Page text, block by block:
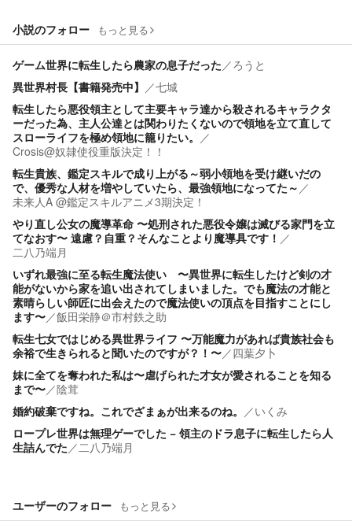
小説のフォロー もっと見る
ゲーム世界に転生したら農家の息子だった／ろうと
異世界村長【書籍発売中】 ／七城
転生したら悪役領主として主要キャラ達から殺されるキャラクタ
ーだった為、主人公達とは関わりたくないので領地を立て直して
スローライフを極め領地に籠りたい。 ／
Crosis@奴隷使役重版決定！！
転生貴族、鑑定スキルで成り上がる～弱小領地を受け継いだの
で、優秀な人材を増やしていたら、最強領地になってた～ ／
未来人A @鑑定スキルアニメ3期決定！
やり直し公女の魔導革命 〜処刑された悪役令嬢は滅びる家門を立
てなおす〜 遠慮？自重？そんなことより魔導具です！ ／
二八乃端月
いずれ最強に至る転生魔法使い 〜異世界に転生したけど剣の才
能がないから家を追い出されてしまいました。でも魔法の才能と
素晴らしい師匠に出会えたので魔法使いの頂点を目指すことにし
ます〜／飯田栄静＠市村鉄之助
転生七女ではじめる異世界ライフ 〜万能魔力があれば貴族社会も
余裕で生きられると聞いたのですが？！〜／四葉夕卜
妹に全てを奪われた私は〜虐げられた才女が愛されることを知る
まで〜／陰茸
婚約破棄ですね。これでざまぁが出来るのね。 ／いくみ
ロープレ世界は無理ゲーでした − 領主のドラ息子に転生したら人
生詰んでた／二八乃端月
ユーザーのフォロー もっと見る